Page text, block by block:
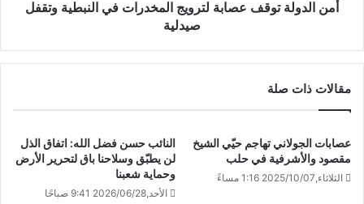
أمن الدولة توقف عصابة لترويج المخدرات في النبطية وتقفل
صيدلية
مقالات ذات صلة
عصابات الجولاني تهاجم حيّي الشيخ
مقصود والأشرفية في حلب
الثلاثاء,2025/10/07 1:16 مساءً
النائب حسن فضل الله: اتفاق الذل
لن يطبّق وسلاحنا باق لتحرير الأرض
وحماية شعبنا
الأحد,2026/06/28 9:41 صباحًا